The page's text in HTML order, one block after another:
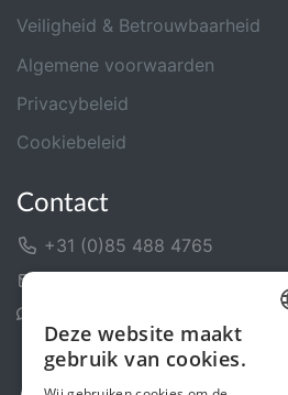
Veiligheid & Betrouwbaarheid
Algemene voorwaarden
Privacybeleid
Cookiebeleid
Contact
+31 (0)85 488 4765
Deze website maakt
gebruik van cookies.